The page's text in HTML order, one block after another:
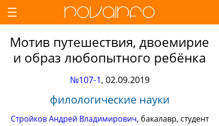
Мотив путешествия, двоемирие
и образ любопытного ребёнка
№107-1, 02.09.2019
филологические науки
Стройков Андрей Владимирович, бакалавр, студент